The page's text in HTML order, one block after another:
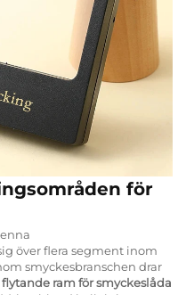
för
över flera segment inom
smyckesbranschen drar
flytande ram för smyckeslåda